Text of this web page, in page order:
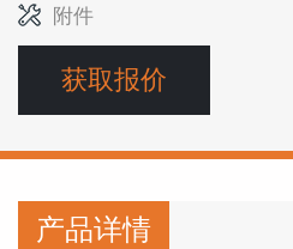
附件
获取报价
产品详情